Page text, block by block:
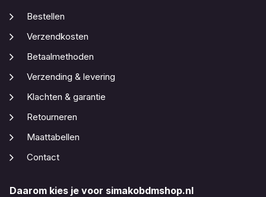
Bestellen
Verzendkosten
Betaalmethoden
Verzending & levering
Klachten & garantie
Retourneren
Maattabellen
Contact
Daarom kies je voor simakobdmshop.nl